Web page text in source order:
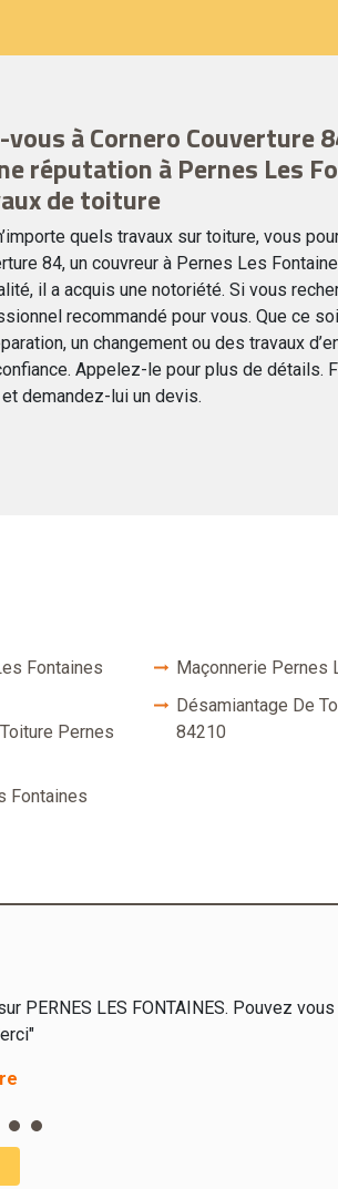
vous à Cornero Couverture
réputation à Pernes Les
de toiture
quels travaux sur toiture, vous
84, un couvreur à Pernes Les
il a acquis une notoriété. Si vous
recommandé pour vous. Que ce
un changement ou des travaux
Appelez-le pour plus de détails.
demandez-lui un devis.
Fontaines
Pernes
Fontaines
Maçonnerie Pernes
Désamiantage De
84210
PERNES LES FONTAINES. Pouvez